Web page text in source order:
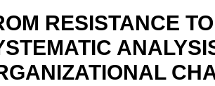
RESISTANCE